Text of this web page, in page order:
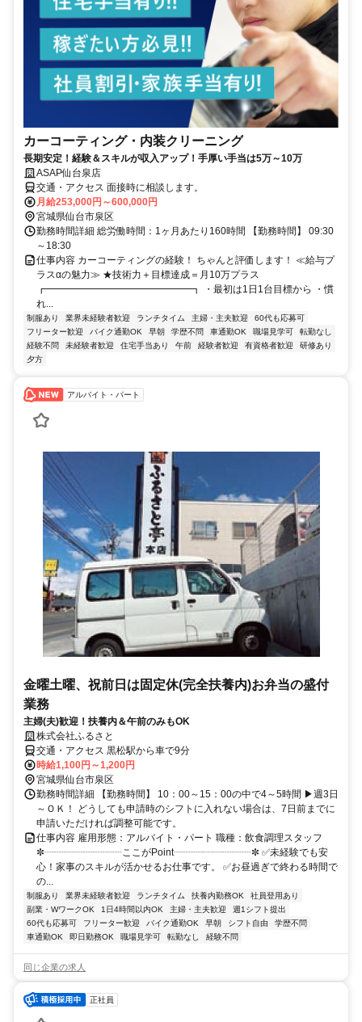
カーコーティング・内装クリーニング
長期安定！経験＆スキルが収入アップ！手厚い手当は5万～10万
ASAP仙台泉店
交通・アクセス 面接時に相談します。
月給253,000円～600,000円
宮城県仙台市泉区
勤務時間詳細 総労働時間：1ヶ月あたり160時間 【勤務時間】 09:30
～18:30
仕事内容 カーコーティングの経験！ ちゃんと評価します！ ≪給与プ
ラスαの魅力≫ ★技術力＋目標達成＝月10万プラス
┏━━━━━━━━━━━━━━━┓ ・最初は1日1台目標から ・慣
れ...
制服あり 業界未経験者歓迎 ランチタイム 主婦・主夫歓迎
60代も応募可
フリーター歓迎
バイク通勤OK 早朝 学歴不問 車通勤OK 職場見学可
転勤なし
経験不問
未経験者歓迎 住宅手当あり 午前 経験者歓迎 有資格者歓迎
研修あり
夕方
アルバイト・パート
金曜土曜、祝前日は固定休(完全扶養内)お弁当の盛付
業務
主婦(夫)歓迎！扶養内＆午前のみもOK
株式会社ふるさと
交通・アクセス 黒松駅から車で9分
時給1,100円～1,200円
宮城県仙台市泉区
勤務時間詳細 【勤務時間】 10：00～15：00の中で4～5時間 ▶週3日
～ＯＫ！ どうしても申請時のシフトに入れない場合は、7日前までに
申請いただければ調整可能です。
仕事内容 雇用形態：アルバイト・パート 職種：飲食調理スタッフ
✼┈┈┈┈┈┈┈┈ここがPoint┈┈┈┈┈┈┈┈✼ ✅未経験でも安
心！家事のスキルが活かせるお仕事です。 ✅お昼過ぎで終わる時間で
の...
制服あり 業界未経験者歓迎 ランチタイム 扶養内勤務OK
社員登用あり
副業・WワークOK
1日4時間以内OK 主婦・主夫歓迎
週1シフト提出
60代も応募可
フリーター歓迎 バイク通勤OK 早朝 シフト自由
学歴不問
車通勤OK
即日勤務OK 職場見学可 転勤なし 経験不問
同じ企業の求人
正社員